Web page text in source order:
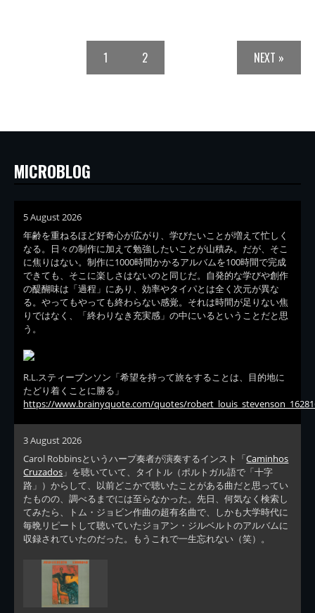
1 2 NEXT »
MICROBLOG
5 August 2026
年齢を重ねるほど好奇心が広がり、学びたいことが増えて忙しく
なる。日々の制作に加えて勉強したいことが山積み。だが、そこ
に焦りはない。制作に1000時間かかるアルバムを100時間で完成
できても、そこに楽しさはないのと同じだ。自発的な学びや創作
の醍醐味は「過程」にあり、効率やタイパとは全く次元が異な
る。やってもやっても終わらない感覚。それは時間が足りない焦
りではなく、「終わりなき充実感」の中にいるということだと思
う。
R.L.スティーブンソン「希望を持って旅をすることは、目的地に
たどり着くことに勝る」
https://www.brainyquote.com/quotes/
3 August 2026
Carol Robbinsというハープ奏者が演奏するインスト「Caminhos
Cruzados 」を聴いていて、タイトル（ポルトガル語で「十字
路」）からして、以前どこかで聴いたことがある曲だと思ってい
たものの、調べるまでには至らなかった。先日、何気なく検索し
てみたら、トム・ジョビン作曲の超有名曲で、しかも大学時代に
毎晩リピートして聴いていたジョアン・ジルベルトのアルバムに
収録されていたのだった。もうこれで一生忘れない（笑）。